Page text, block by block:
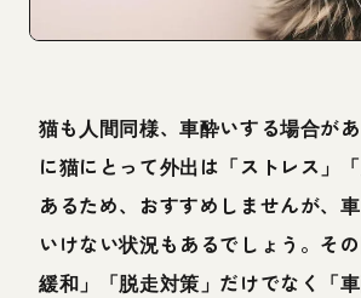
猫も人間同様、車酔いする場合が
に猫にとって外出は「ストレス」
あるため、おすすめしませんが、
いけない状況もあるでしょう。そ
緩和」「脱走対策」だけでなく「